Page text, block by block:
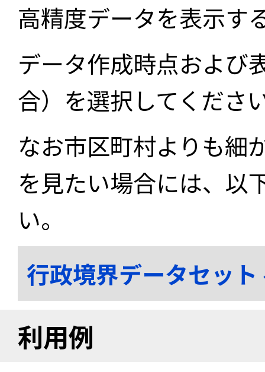
高精度データを表示す
データ作成時点および
合）を選択してくださ
なお市区町村よりも細
を見たい場合には、以
い。
行政境界データセッ
利用例